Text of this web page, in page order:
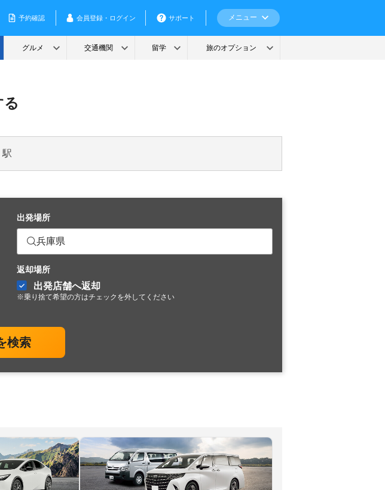
駅
出発場所
兵庫県
返却場所
出発店舗へ返却
※乗り捨て希望の方はチェックを外してください
検索